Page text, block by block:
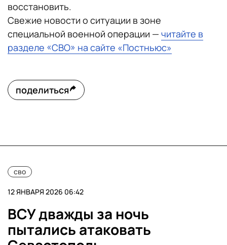
восстановить.
Свежие новости о ситуации в зоне
специальной военной операции — читайте в
разделе «СВО» на сайте «Постньюс»
поделиться
сво
12 ЯНВАРЯ 2026 06:42
ВСУ дважды за ночь
пытались атаковать